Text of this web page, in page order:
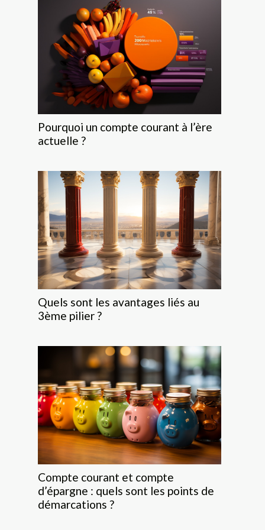
Pourquoi un compte courant à l’ère
actuelle ?
Quels sont les avantages liés au
3ème pilier ?
Compte courant et compte
d’épargne : quels sont les points de
démarcations ?